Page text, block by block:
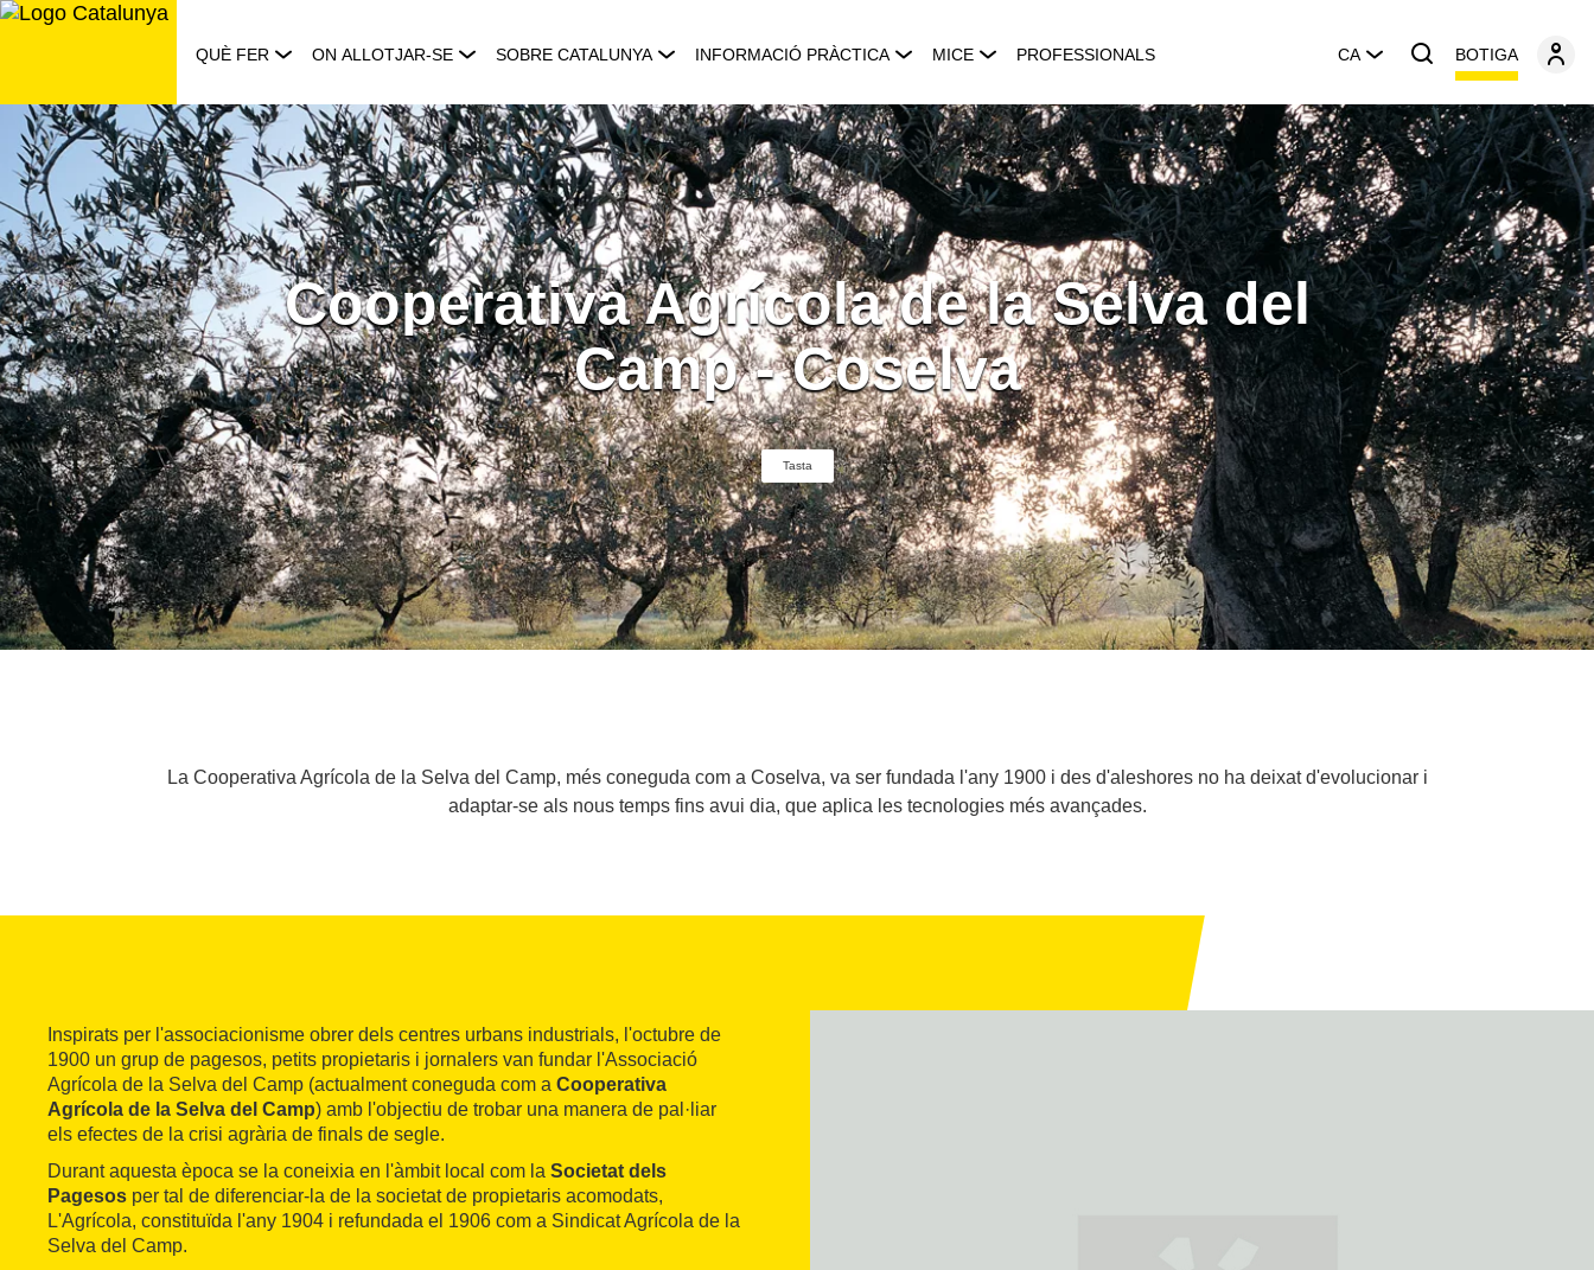
Saltar
QUÈ FER ON ALLOTJAR-SE SOBRE CATALUNYA INFORMACIÓ PRÀCTICA MICE PROFESSIONALS CA BOTIGA
Cooperativa Agrícola de la Selva del
Camp - Coselva
Tasta
La Cooperativa Agrícola de la Selva del Camp, més coneguda com a Coselva, va ser fundada l'any 1900 i des d'aleshores no ha deixat d'evolucionar i
adaptar-se als nous temps fins avui dia, que aplica les tecnologies més avançades.
Inspirats per l'associacionisme obrer dels centres urbans industrials, l'octubre de
1900 un grup de pagesos, petits propietaris i jornalers van fundar l'Associació
Agrícola de la Selva del Camp (actualment coneguda com a Cooperativa
Agrícola de la Selva del Camp) amb l'objectiu de trobar una manera de pal·liar
els efectes de la crisi agrària de finals de segle.
Durant aquesta època se la coneixia en l'àmbit local com la Societat dels
Pagesos per tal de diferenciar-la de la societat de propietaris acomodats,
L'Agrícola, constituïda l'any 1904 i refundada el 1906 com a Sindicat Agrícola de la
Selva del Camp.